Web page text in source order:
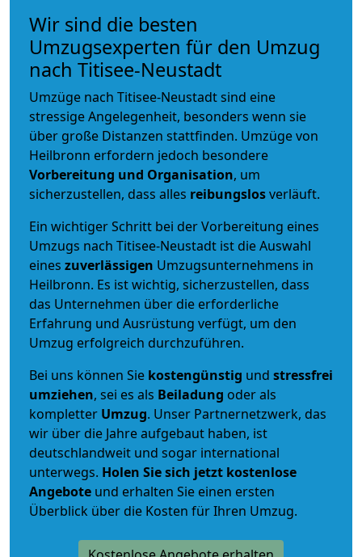
Wir sind die besten
Umzugsexperten für den Umzug
nach Titisee-Neustadt
Umzüge nach Titisee-Neustadt sind eine
stressige Angelegenheit, besonders wenn sie
über große Distanzen stattfinden. Umzüge von
Heilbronn erfordern jedoch besondere
Vorbereitung und Organisation, um
sicherzustellen, dass alles reibungslosverläuft.
Ein wichtiger Schritt bei der Vorbereitung eines
Umzugs nach Titisee-Neustadt ist die Auswahl
eines zuverlässigen Umzugsunternehmens in
Heilbronn. Es ist wichtig, sicherzustellen, dass
das Unternehmen über die erforderliche
Erfahrung und Ausrüstung verfügt, um den
Umzug erfolgreich durchzuführen.
Bei uns können Sie kostengünstig und stressfrei
umziehen, sei es als Beiladung oder als
kompletter Umzug. Unser Partnernetzwerk, das
wir über die Jahre aufgebaut haben, ist
deutschlandweit und sogar international
unterwegs. Holen Sie sich jetzt kostenlose
Angebote und erhalten Sie einen ersten
Überblick über die Kosten für Ihren Umzug.